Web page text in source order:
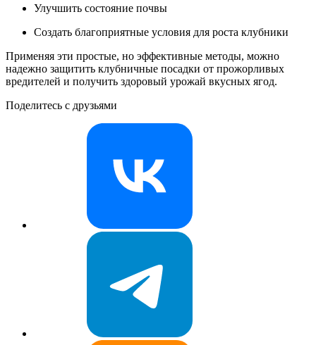
Улучшить состояние почвы
Создать благоприятные условия для роста клубники
Применяя эти простые, но эффективные методы, можно
надежно защитить клубничные посадки от прожорливых
вредителей и получить здоровый урожай вкусных ягод.
Поделитесь с друзьями